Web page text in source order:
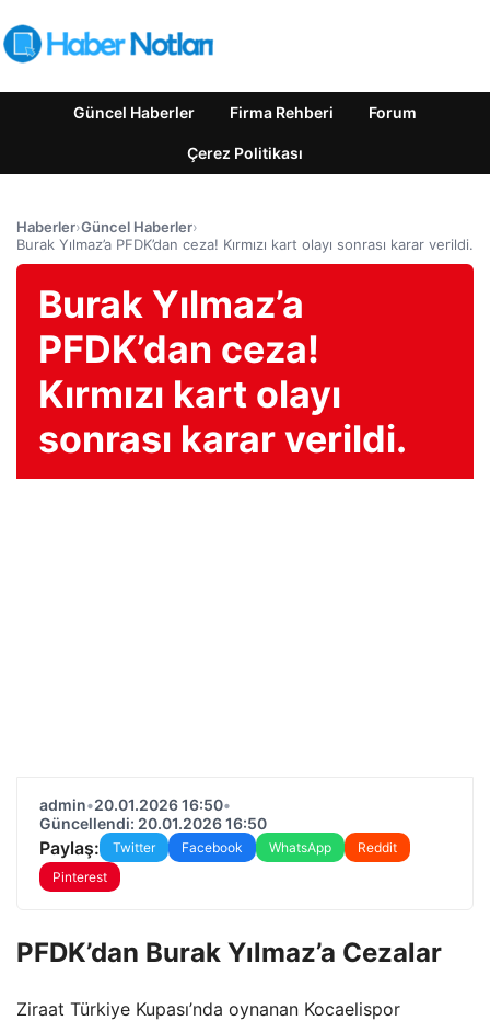
Güncel Haberler Firma Rehberi Forum
Çerez Politikası
Haberler›Güncel Haberler›
Burak Yılmaz’a PFDK’dan ceza! Kırmızı kart olayı sonrası karar verildi.
Burak Yılmaz’a
PFDK’dan ceza!
Kırmızı kart olayı
sonrası karar verildi.
admin•20.01.2026 16:50•
Güncellendi: 20.01.2026 16:50
Paylaş: Twitter Facebook WhatsApp
Reddit
Pinterest
PFDK’dan Burak Yılmaz’a Cezalar
Ziraat Türkiye Kupası’nda oynanan Kocaelispor